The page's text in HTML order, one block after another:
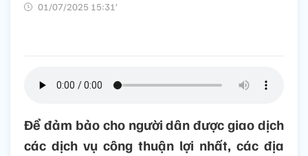
01/07/2025 15:31’
Để đảm bảo cho người dân được giao dịch
các dịch vụ công thuận lợi nhất, các địa